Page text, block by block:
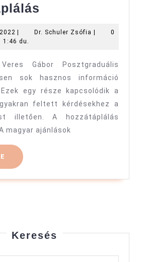
április
24,
Dr. Schuler Zsófia Dr.
0
1:46 du.
Gábor Posztgraduális
sok hasznos információ
egy része kapcsolódik a
feltett kérdésekhez a
illetően. A hozzátáplálás
magyar ajánlások
READ
MORE
Keresés